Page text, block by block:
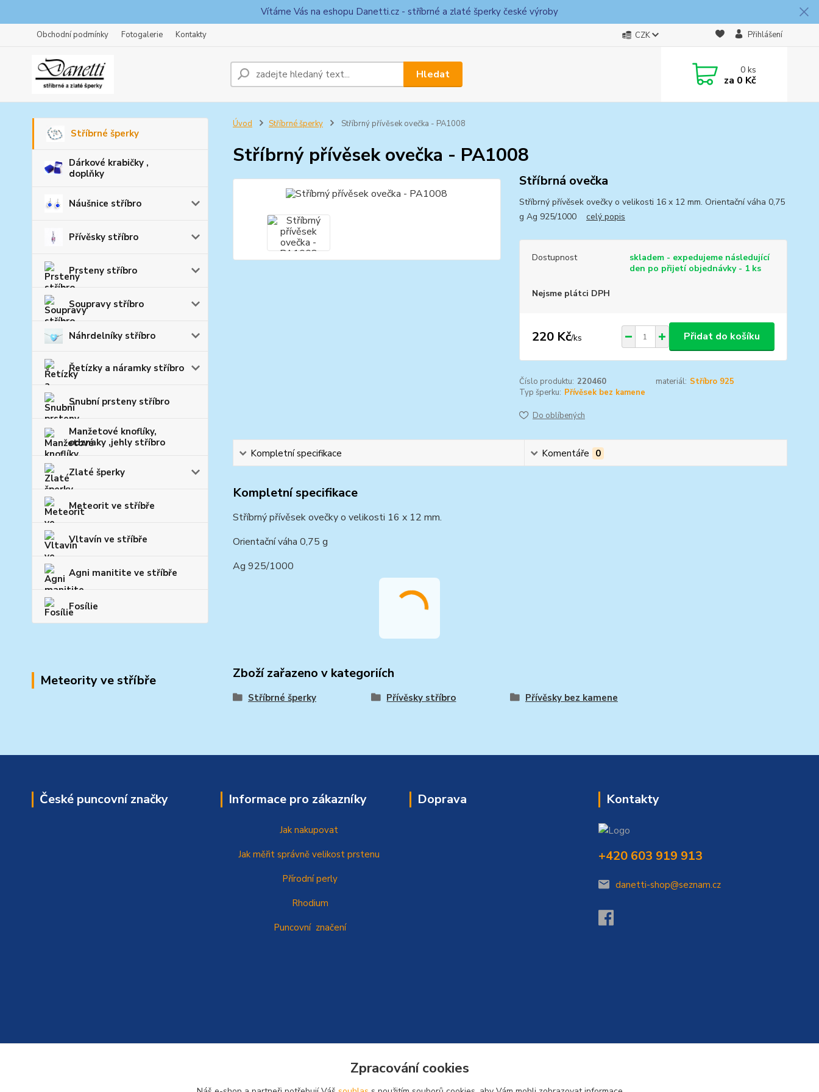
Vítáme Vás na eshopu Danetti.cz - stříbrné a zlaté šperky české výroby
Obchodní podmínky Fotogalerie Kontakty CZK Přihlášení
Hledat 0ks
za 0 Kč
Stříbrné šperky
Dárkové krabičky ,
doplňky
Náušnice stříbro
Přívěsky stříbro
Prsteny stříbro
Soupravy stříbro
Náhrdelníky stříbro
Řetízky a náramky stříbro
Snubní prsteny stříbro
Manžetové knoflíky,
odznaky ,jehly stříbro
Zlaté šperky
Meteorit ve stříbře
Vltavín ve stříbře
Agni manitite ve stříbře
Fosílie
Meteority ve stříbře
Úvod Stříbrné šperky Stříbrný přívěsek ovečka - PA1008
Stříbrný přívěsek ovečka - PA1008
Stříbrná ovečka
Stříbrný přívěsek ovečky o velikosti 16 x 12 mm. Orientační váha 0,75
g Ag 925/1000 celý popis
Dostupnost
skladem - expedujeme následující
den po přijetí objednávky - 1 ks
Nejsme plátci DPH
220 Kč/ks Přidat do košíku
Číslo produktu: 220460 materiál: Stříbro 925
Typ šperku: Přívěsek bez kamene
Do oblíbených
Kompletní specifikace Komentáře 0
Kompletní specifikace
Stříbrný přívěsek ovečky o velikosti 16 x 12 mm.
Orientační váha 0,75 g
Ag 925/1000
Zboží zařazeno v kategoriích
Stříbrné šperky Přívěsky stříbro Přívěsky bez kamene
České puncovní značky Informace pro zákazníky
Jak nakupovat
Jak měřit správněvelikost prstenu
Přírodní perly
Rhodium
Puncovní značení
Doprava Kontakty
+420 603 919 913
danetti-shop@seznam.cz
Zpracování cookies